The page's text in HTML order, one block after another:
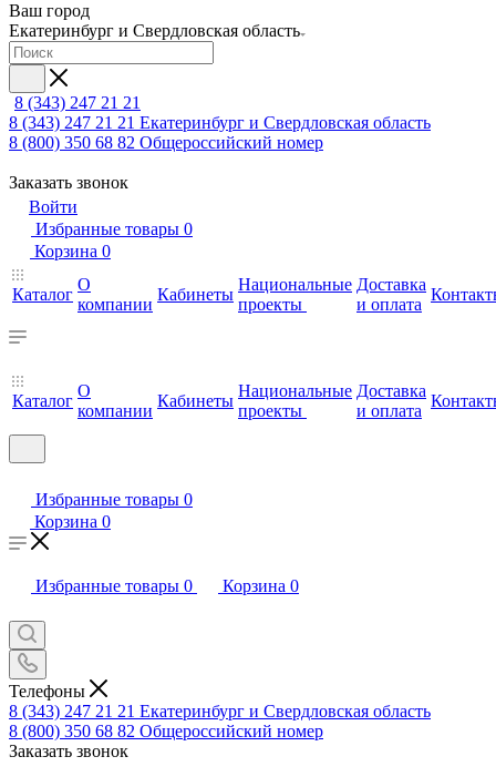
Ваш город
Екатеринбург и Свердловская область
8 (343) 247 21 21
8 (343) 247 21 21 Екатеринбург и Свердловская область
8 (800) 350 68 82 Общероссийский номер
Заказать звонок
Войти
Избранные товары 0
Корзина 0
Каталог
О
компании
Кабинеты
Национальные
проекты
Доставка
и оплата
Каталог
О
компании
Кабинеты
Национальные
проекты
Доставка
и оплата
Избранные товары 0
Корзина 0
Избранные товары 0 Корзина 0
Телефоны
8 (343) 247 21 21 Екатеринбург и Свердловская область
8 (800) 350 68 82 Общероссийский номер
Заказать звонок